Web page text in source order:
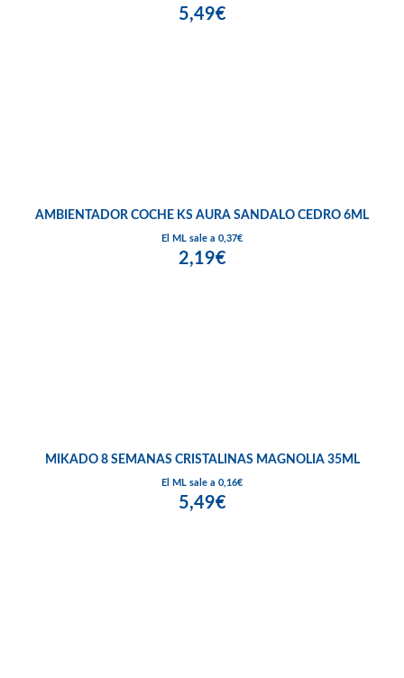
5,49€
AMBIENTADOR COCHE KS AURA SANDALO CEDRO 6ML
El ML sale a 0,37€
2,19€
MIKADO 8 SEMANAS CRISTALINAS MAGNOLIA 35ML
El ML sale a 0,16€
5,49€